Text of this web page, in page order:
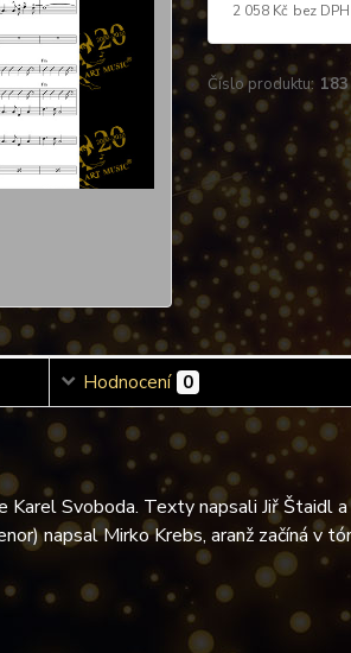
2 058 Kč bez DPH
Číslo produktu: 183
Hodnocení 0
Svoboda. Texty napsali Jiř Štaidl
napsal Mirko Krebs, aranž začíná v